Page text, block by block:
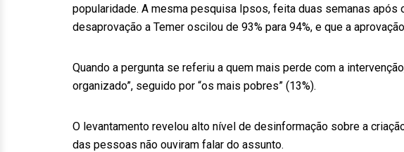
popularidade. A mesma pesquisa Ipsos, feita duas semanas após
desaprovação a Temer oscilou de 93% para 94%, e que a
Quando a pergunta se referiu a quem mais perde com a
organizado”, seguido por “os mais pobres” (13%).
O levantamento revelou alto nível de desinformação sobre a
das pessoas não ouviram falar do assunto.